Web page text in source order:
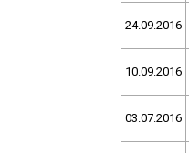
24.09.2016
10.09.2016
03.07.2016